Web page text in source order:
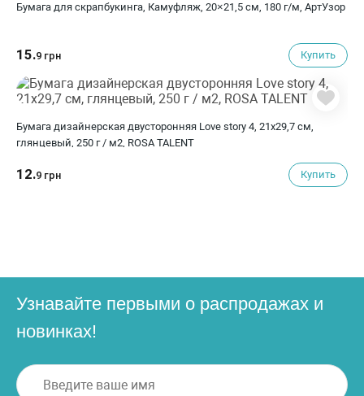
Бумага для скрапбукинга, Камуфляж, 20×21,5 см, 180 г/м, АртУзор
15.9 грн Купить
Бумага дизайнерская двусторонняя Love story 4, 21х29,7 см,
глянцевый, 250 г / м2, ROSA TALENT
12.9 грн Купить
Узнавайте первыми о распродажах и
новинках!